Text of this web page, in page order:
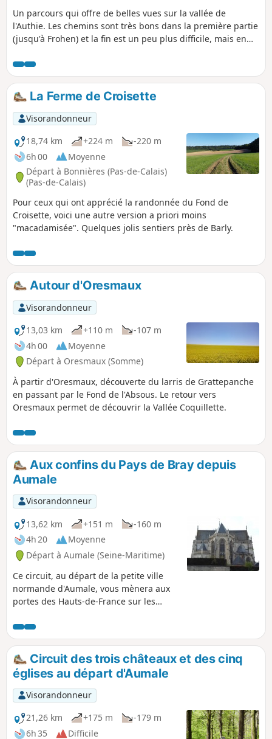
Un parcours qui offre de belles vues sur la vallée de
l'Authie. Les chemins sont très bons dans la première partie
(jusqu'à Frohen) et la fin est un peu plus difficile, mais en
La Ferme de Croisette
Visorandonneur
18,74 km
+224 m
-220 m
6h 00
Moyenne
Départ à Bonnières (Pas-de-Calais)
(Pas-de-Calais)
Pour ceux qui ont apprécié la randonnée du Fond de
Croisette, voici une autre version a priori moins
"macadamisée". Quelques jolis sentiers près de Barly.
Autour d'Oresmaux
Visorandonneur
13,03 km
+110 m
-107 m
4h 00
Moyenne
Départ à Oresmaux (Somme)
À partir d'Oresmaux, découverte du larris de Grattepanche
en passant par le Fond de l'Absous. Le retour vers
Oresmaux permet de découvrir la Vallée Coquillette.
Aux confins du Pays de Bray depuis
Aumale
Visorandonneur
13,62 km
+151 m
-160 m
4h 20
Moyenne
Départ à Aumale (Seine-Maritime)
Ce circuit, au départ de la petite ville
normande d'Aumale, vous mènera aux
portes des Hauts-de-France sur les
d'Escles-Saint-Pierre et Quincampoix-
Fleury dans l'Oise. Au fil de la
randonnée, vous traverserez champs et
bois avant un retour dans la vallée de la
Bresle.
Circuit des trois châteaux et des cinq
églises au départ d'Aumale
Visorandonneur
21,26 km
+175 m
-179 m
6h 35
Difficile